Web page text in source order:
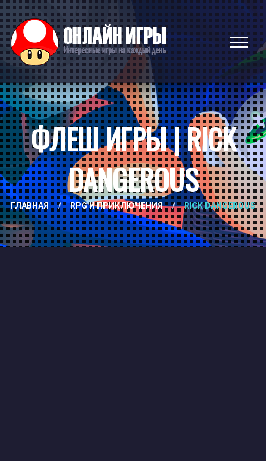
ФЛЕШ ИГРЫ | RICK
DANGEROUS
ГЛАВНАЯ / RPG И ПРИКЛЮЧЕНИЯ / RICK DANGEROUS